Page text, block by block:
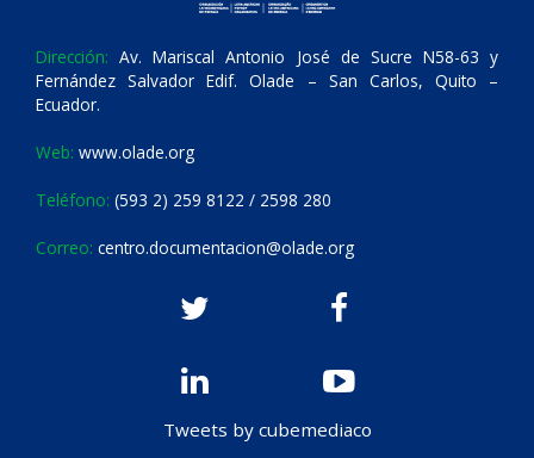
Dirección: Av. Mariscal Antonio José de Sucre N58-63 y
Fernández Salvador Edif. Olade – San Carlos, Quito –
Ecuador.
Web: www.olade.org
Teléfono: (593 2) 259 8122 / 2598 280
Correo: centro.documentacion@olade.org
Tweets by cubemediaco